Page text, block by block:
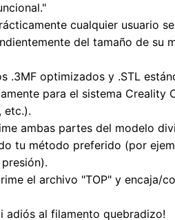
cualquier usuario
del tamaño de su
.3MF optimizados y .STL
para el sistema Creality
etc.).
ambas partes del modelo
tu método preferido (por
el archivo "TOP" y encaja/
adiós al filamento quebradizo!